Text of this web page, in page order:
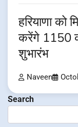
हरियाणा को
करेंगे 1150
शुभारंभ
Naveen
Search